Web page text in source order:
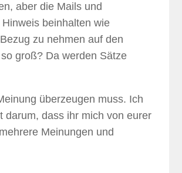
aber die Mails und
beinhalten wie
zu nehmen auf den
groß? Da werden Sätze
überzeugen muss. Ich
darum, dass ihr mich von eurer
Meinungen und